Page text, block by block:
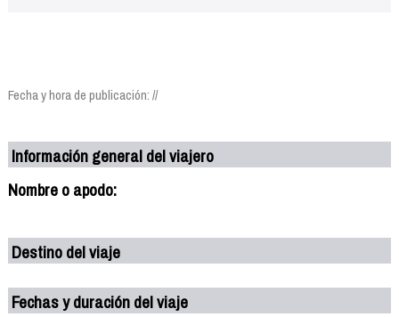
Fecha y hora de publicación: //
Información general del viajero
Nombre o apodo:
Destino del viaje
Fechas y duración del viaje